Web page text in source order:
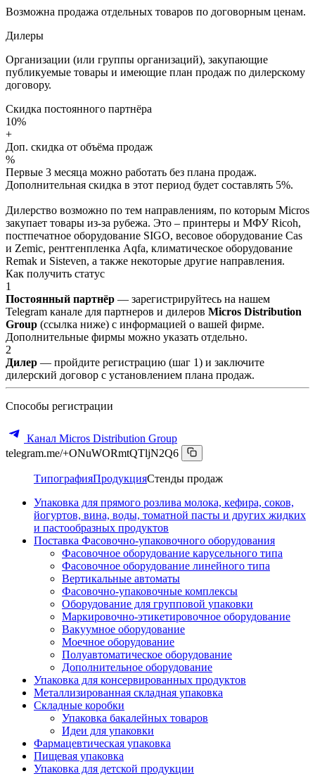
Возможна продажа отдельных товаров по договорным ценам.
Дилеры
Организации (или группы организаций), закупающие
публикуемые товары и имеющие план продаж по дилерскому
договору.
Скидка постоянного партнёра
10%
+
Доп. скидка от объёма продаж
%
Первые 3 месяца можно работать без плана продаж.
Дополнительная скидка в этот период будет составлять 5%.
Дилерство возможно по тем направлениям, по которым Micros
закупает товары из-за рубежа. Это – принтеры и МФУ Ricoh,
постпечатное оборудование SIGO, весовое оборудование Cas
и Zemic, рентгенпленка Aqfa, климатическое оборудование
Remak и Sisteven, а также некоторые другие направления.
Как получить статус
1
Постоянный партнёр — зарегистрируйтесь на нашем
Telegram канале для партнеров и дилеров Micros Distribution
Group (ссылка ниже) с информацией о вашей фирме.
Дополнительные фирмы можно указать отдельно.
2
Дилер — пройдите регистрацию (шаг 1) и заключите
дилерский договор с установлением плана продаж.
Способы регистрации
Канал Micros Distribution Group
telegram.me/+ONuWORmtQTljN2Q6
ТипографияПродукцияСтенды продаж
Упаковка для прямого розлива молока, кефира, соков,
йогуртов, вина, воды, томатной пасты и других жидких
и пастообразных продуктов
Поставка Фасовочно-упаковочного оборудования
Фасовочное оборудование карусельного типа
Фасовочное оборудование линейного типа
Вертикальные автоматы
Фасовочно-упаковочные комплексы
Оборудование для групповой упаковки
Маркировочно-этикетировочное оборудование
Вакуумное оборудование
Моечное оборудование
Полуавтоматическое оборудование
Дополнительное оборудование
Упаковка для консервированных продуктов
Металлизированная складная упаковка
Складные коробки
Упаковка бакалейных товаров
Идеи для упаковки
Фармацевтическая упаковка
Пищевая упаковка
Упаковка для детской продукции